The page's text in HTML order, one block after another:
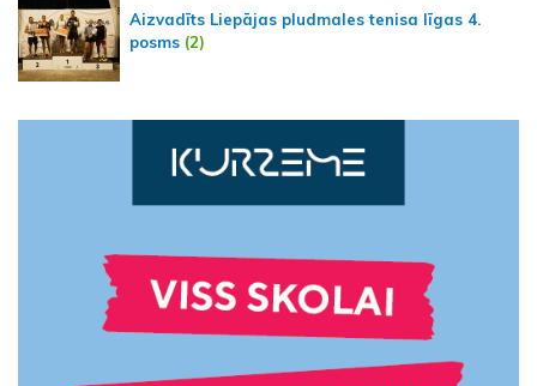
Aizvadīts Liepājas pludmales tenisa līgas 4.
posms (2)